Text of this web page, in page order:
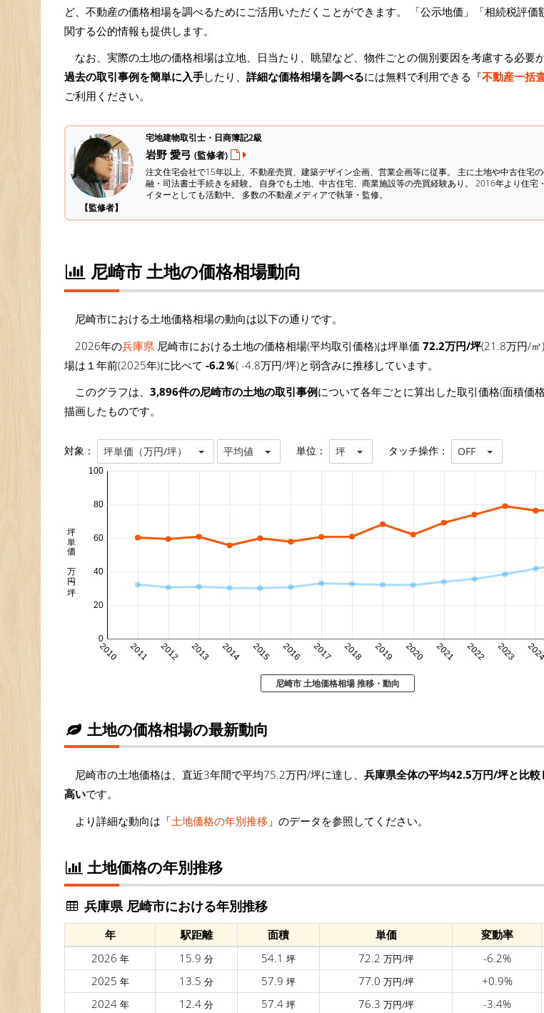
ど、不動産の価格相場を調べるためにご活用いただくことができます。
「公示地価」「相続税評価
関する公的情報も提供します。
なお、実際の土地の価格相場は立地、日当たり、眺望など、物件ごとの個別要因を考慮する必要が
過去の取引事例を簡単に入手したり、 詳細な価格相場を調べるには無料で利用できる『不動産一括
ご利用ください。
【監修者】
宅地建物取引士・日商簿記2級
岩野 愛弓 (監修者)
注文住宅会社で15年以上、不動産売買、建築デザイン企画、営業企画等に従事。 主に土地や中古住宅
融・司法書士手続きを経験。 自身でも土地、中古住宅、商業施設等の売買経験あり。 2016年より住宅
イターとしても活動中。 多数の不動産メディアで執筆・監修。
尼崎市 土地の価格相場動向
尼崎市における土地価格相場の動向は以下の通りです。
2026年の兵庫県 尼崎市における土地の価格相場(平均取引価格)は坪単価 72.2万円/坪(21.8万円/
場は１年前(2025年)に比べて -6.2％( -4.8万円/坪)と弱含みに推移しています。
このグラフは、 3,896件の尼崎市の土地の取引事例について各年ごとに算出した取引価格(面積価
描画したものです。
対象： 坪単価（万円/坪） 平均値 単位： 坪 タッチ操作： OFF
2010 2011 2012 2013 2014 2015 2016 2017 2018 2019 2020 2021 2022 2023
0
20
40
60
80
100
坪単価 万円/坪
尼崎市 土地価格相場 推移・動向
土地の価格相場の最新動向
尼崎市の土地価格は、直近3年間で平均75.2万円/坪に達し、 兵庫県全体の平均42.5万円/坪と比
高いです。
より詳細な動向は「土地価格の年別推移 」のデータを参照してください。
土地価格の年別推移
兵庫県 尼崎市における年別推移
年 駅距離 面積 単価 変動率
2026 年 15.9 分 54.1 坪 72.2 万円/坪 -6.2%
2025 年 13.5 分 57.9 坪 77.0 万円/坪 +0.9%
2024 年 12.4 分 57.4 坪 76.3 万円/坪 -3.4%